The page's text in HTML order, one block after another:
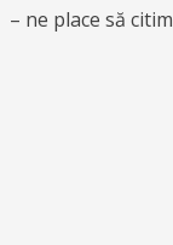
– ne place să citim